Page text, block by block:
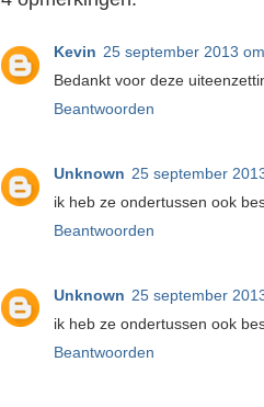
Kevin 25 september 2013
Bedankt voor deze
Beantwoorden
Unknown 25 september
ik heb ze ondertussen ook
Beantwoorden
Unknown 25 september
ik heb ze ondertussen ook
Beantwoorden